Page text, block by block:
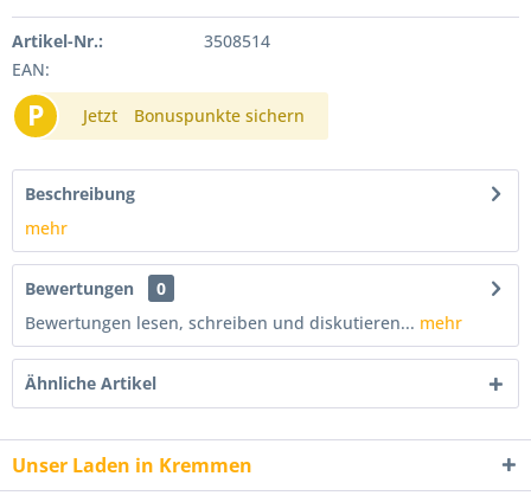
Artikel-Nr.:
3508514
EAN:
P Jetzt Bonuspunkte sichern
Beschreibung
mehr
Bewertungen
0
Bewertungen lesen, schreiben und diskutieren... mehr
Ähnliche Artikel
Unser Laden in Kremmen